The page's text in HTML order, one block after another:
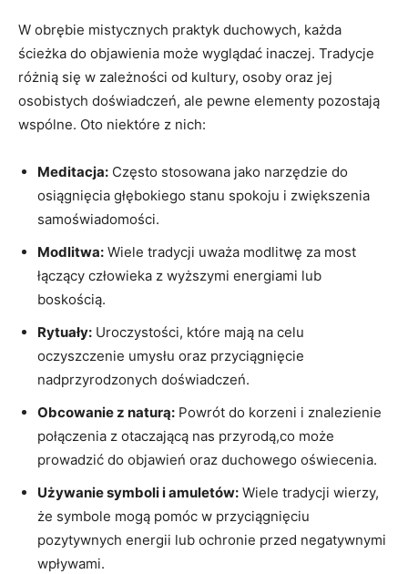
W obrębie mistycznych praktyk duchowych, każda
ścieżka do objawienia może wyglądać inaczej. Tradycje
różnią się w zależności od kultury, osoby oraz jej
osobistych doświadczeń, ale pewne elementy pozostają
wspólne. Oto niektóre z nich:
Meditacja: Często stosowana jako narzędzie do
osiągnięcia głębokiego stanu spokoju i zwiększenia
samoświadomości.
Modlitwa: Wiele tradycji uważa modlitwę za most
łączący człowieka z wyższymi energiami lub
boskością.
Rytuały: Uroczystości, które mają na celu
oczyszczenie umysłu oraz przyciągnięcie
nadprzyrodzonych doświadczeń.
Obcowanie z naturą: Powrót do korzeni i znalezienie
połączenia z otaczającą nas przyrodą,co może
prowadzić do objawień oraz duchowego oświecenia.
Używanie symboli i amuletów: Wiele tradycji wierzy,
że symbole mogą pomóc w przyciągnięciu
pozytywnych energii lub ochronie przed negatywnymi
wpływami.